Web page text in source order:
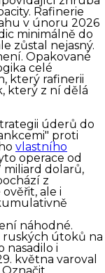
Rafinerie
v únoru 2026
minimálně do
zůstal nejasný.
Opakované
celé
který rafinerii
který z ní dělá
úderů do
proti
vlastního
operace od
dolarů,
z
ale i
náhodné.
ruských útoků na
nasadilo i
května varoval